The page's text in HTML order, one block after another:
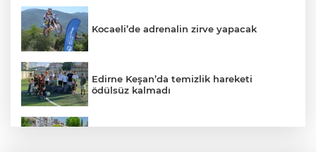
Kocaeli’de adrenalin zirve yapacak
Edirne Keşan’da temizlik hareketi
ödülsüz kalmadı